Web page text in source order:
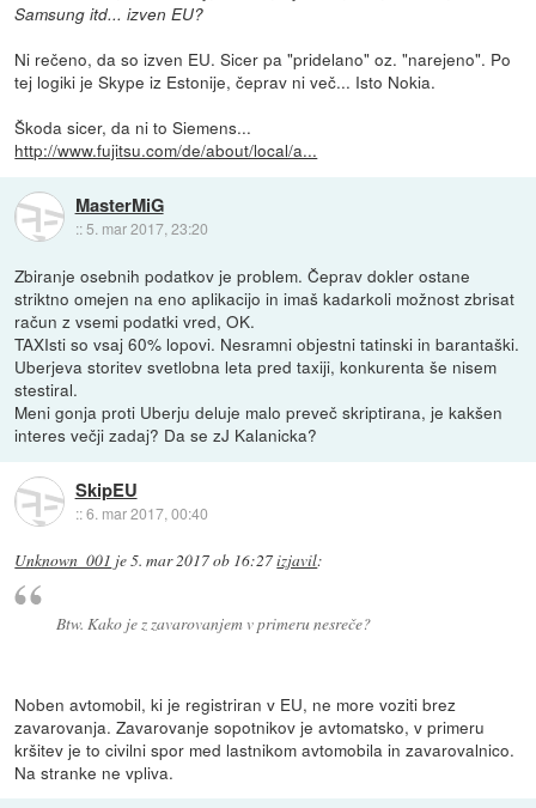
Samsung itd... izven EU?
Ni rečeno, da so izven EU. Sicer pa "pridelano" oz. "narejeno". Po
tej logiki je Skype iz Estonije, čeprav ni več... Isto Nokia.
Škoda sicer, da ni to Siemens...
http://www.fujitsu.com/de/about/local/a...
MasterMiG
:: 5. mar 2017, 23:20
Zbiranje osebnih podatkov je problem. Čeprav dokler ostane
striktno omejen na eno aplikacijo in imaš kadarkoli možnost zbrisat
račun z vsemi podatki vred, OK.
TAXIsti so vsaj 60% lopovi. Nesramni objestni tatinski in barantaški.
Uberjeva storitev svetlobna leta pred taxiji, konkurenta še nisem
stestiral.
Meni gonja proti Uberju deluje malo preveč skriptirana, je kakšen
interes večji zadaj? Da se zJ Kalanicka?
SkipEU
::6. mar 2017, 00:40
Unknown_001 je5. mar 2017 ob 16:27izjavil:
Btw. Kako je z zavarovanjem v primeru nesreče?
Noben avtomobil, ki je registriran v EU, ne more voziti brez
zavarovanja. Zavarovanje sopotnikov je avtomatsko, v primeru
kršitev je to civilni spor med lastnikom avtomobila in zavarovalnico.
Na stranke ne vpliva.